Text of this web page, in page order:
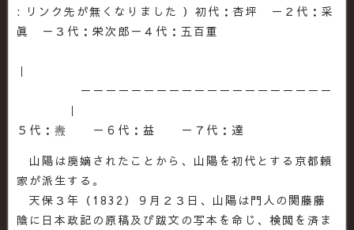
: リンク先が無くなりました ）初代：杏坪 －２代：采
眞 －３代：栄次郎－４代：五百重
｜
－－－－－－－－－－－－－－－－－－－－
｜
５代：燾 －６代：益 －７代：達
山陽は廃嫡されたことから、山陽を初代とする京都頼
家が派生する。
天保３年（1832）９月２３日、山陽は門人の関藤藤
陰に日本政記の原稿及び跋文の写本を命じ、検閲を済ま